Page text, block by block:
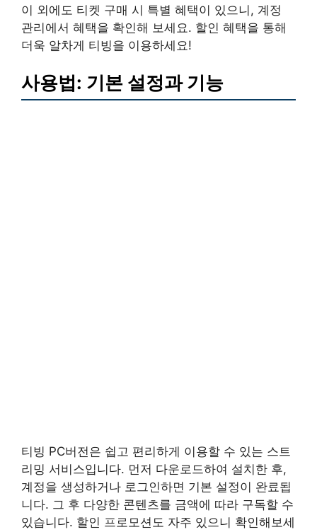
이 외에도 티켓 구매 시 특별 혜택이 있으니, 계정
관리에서 혜택을 확인해 보세요. 할인 혜택을 통해
더욱 알차게 티빙을 이용하세요!
사용법: 기본 설정과 기능
티빙 PC버전은 쉽고 편리하게 이용할 수 있는 스트
리밍 서비스입니다. 먼저 다운로드하여 설치한 후,
계정을 생성하거나 로그인하면 기본 설정이 완료됩
니다. 그 후 다양한 콘텐츠를 금액에 따라 구독할 수
있습니다. 할인 프로모션도 자주 있으니 확인해보세